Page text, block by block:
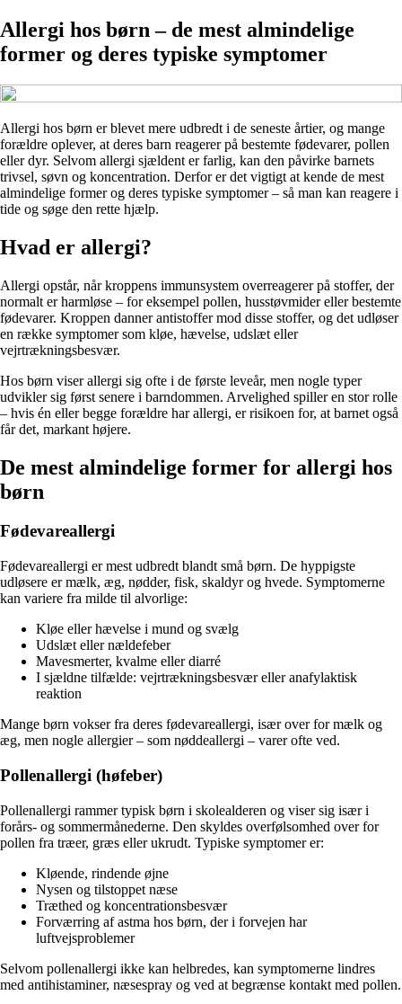
Allergi hos børn – de mest almindelige
former og deres typiske symptomer
Allergi hos børn er blevet mere udbredt i de seneste årtier, og mange
forældre oplever, at deres barn reagerer på bestemte fødevarer, pollen
eller dyr. Selvom allergi sjældent er farlig, kan den påvirke barnets
trivsel, søvn og koncentration. Derfor er det vigtigt at kende de mest
almindelige former og deres typiske symptomer – så man kan reagere i
tide og søge den rette hjælp.
Hvad er allergi?
Allergi opstår, når kroppens immunsystem overreagerer på stoffer, der
normalt er harmløse – for eksempel pollen, husstøvmider eller bestemte
fødevarer. Kroppen danner antistoffer mod disse stoffer, og det udløser
en række symptomer som kløe, hævelse, udslæt eller
vejrtrækningsbesvær.
Hos børn viser allergi sig ofte i de første leveår, men nogle typer
udvikler sig først senere i barndommen. Arvelighed spiller en stor rolle
– hvis én eller begge forældre har allergi, er risikoen for, at barnet også
får det, markant højere.
De mest almindelige former for allergi hos
børn
Fødevareallergi
Fødevareallergi er mest udbredt blandt små børn. De hyppigste
udløsere er mælk, æg, nødder, fisk, skaldyr og hvede. Symptomerne
kan variere fra milde til alvorlige:
Kløe eller hævelse i mund og svælg
Udslæt eller nældefeber
Mavesmerter, kvalme eller diarré
I sjældne tilfælde: vejrtrækningsbesvær eller anafylaktisk
reaktion
Mange børn vokser fra deres fødevareallergi, især over for mælk og
æg, men nogle allergier – som nøddeallergi – varer ofte ved.
Pollenallergi (høfeber)
Pollenallergi rammer typisk børn i skolealderen og viser sig især i
forårs- og sommermånederne. Den skyldes overfølsomhed over for
pollen fra træer, græs eller ukrudt. Typiske symptomer er:
Kløende, rindende øjne
Nysen og tilstoppet næse
Træthed og koncentrationsbesvær
Forværring af astma hos børn, der i forvejen har
luftvejsproblemer
Selvom pollenallergi ikke kan helbredes, kan symptomerne lindres
med antihistaminer, næsespray og ved at begrænse kontakt med pollen.